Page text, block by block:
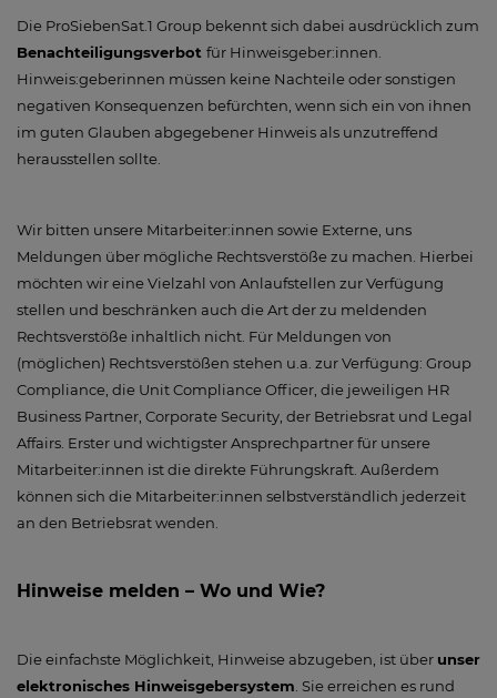
Die ProSiebenSat.1 Group bekennt sich dabei ausdrücklich zum
Benachteiligungsverbot für Hinweisgeber:innen.
Hinweis:geberinnen müssen keine Nachteile oder sonstigen
negativen Konsequenzen befürchten, wenn sich ein von ihnen
im guten Glauben abgegebener Hinweis als unzutreffend
herausstellen sollte.
Wir bitten unsere Mitarbeiter:innen sowie Externe, uns
Meldungen über mögliche Rechtsverstöße zu machen. Hierbei
möchten wir eine Vielzahl von Anlaufstellen zur Verfügung
stellen und beschränken auch die Art der zu meldenden
Rechtsverstöße inhaltlich nicht. Für Meldungen von
(möglichen) Rechtsverstößen stehen u.a. zur Verfügung: Group
Compliance, die Unit Compliance Officer, die jeweiligen HR
Business Partner, Corporate Security, der Betriebsrat und Legal
Affairs. Erster und wichtigster Ansprechpartner für unsere
Mitarbeiter:innen ist die direkte Führungskraft. Außerdem
können sich die Mitarbeiter:innen selbstverständlich jederzeit
an den Betriebsrat wenden.
Hinweise melden – Wo und Wie?
Die einfachste Möglichkeit, Hinweise abzugeben, ist über unser
elektronisches Hinweisgebersystem . Sie erreichen es rund